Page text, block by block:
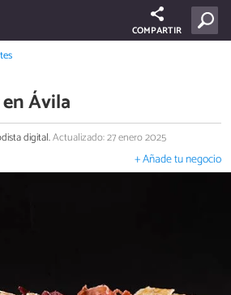
COMPARTIR
Ávila
digital.Actualizado: 27 enero 2025
+ Añade tu negocio